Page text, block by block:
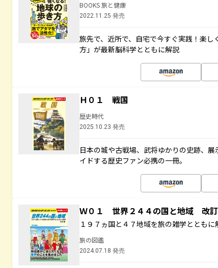
BOOKS 旅と健康
2022.11.25 発売
旅先で、近所で、自宅で今すぐ実践！楽
方」が最新脳科学とともに解説
Ｈ０１ 戦国
歴史時代
2025.10.23 発売
日本の城や古戦場、武将ゆかりの史跡、
イドする歴史ファン必携の一冊。
Ｗ０１ 世界２４４の国と地域 改
１９７ヵ国と４７地域を旅の雑学とともに
旅の図鑑
2024.07.18 発売